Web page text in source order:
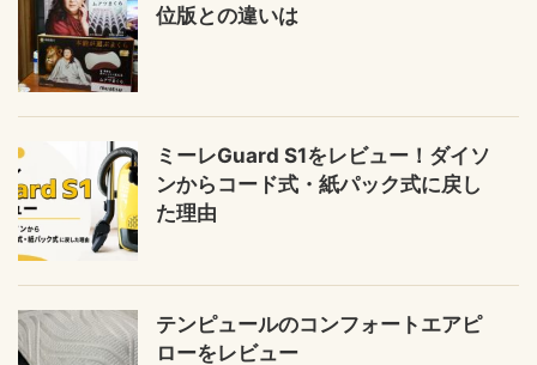
位版との違いは
ミーレGuard S1をレビュー！ダイソ
ンからコード式・紙パック式に戻し
た理由
テンピュールのコンフォートエアピ
ローをレビュー